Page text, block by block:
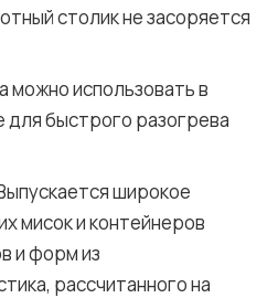
столик не засоряется
можно использовать в
быстрого разогрева
широкое
мисок и контейнеров
и форм из
рассчитанного на